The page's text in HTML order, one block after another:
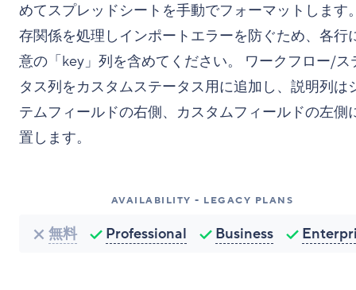
めてスプレッドシートを手動でフォーマットします
存関係を処理しインポートエラーを防ぐため、各行
意の「key」列を含めてください。 ワークフロー/ス
タス列をカスタムステータス用に追加し、説明列は
テムフィールドの右側、カスタムフィールドの左側
置します。
AVAILABILITY - LEGACY PLANS
無料 Professional Business